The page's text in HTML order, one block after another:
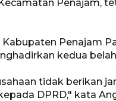
Penajam,
Penajam
kedua
tidak berikan
DPRD," kata